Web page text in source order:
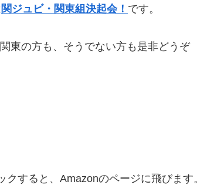
関ジュビ・関東組決起会！ です。
東の方も、そうでない方も是非どうぞ
クすると、Amazonのページに飛びます。